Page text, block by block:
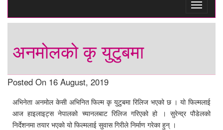
Toggle
अनमोलको कृ युटुबमा
Posted On 16 August, 2019
अभिनेता अनमोल केसी अभिनित फिल्म कृ युटुबमा रिलिज भएको छ । यो फिल्मलाई
आज हाइलाइट्स नेपालको च्यानलबाट रिलिज गरिएको हो । सुरेन्द्र पौडेलको
निर्देशनमा तयार भएको यो फिल्मलाई सुवास गिरीले निर्माण गरेका हुन् ।